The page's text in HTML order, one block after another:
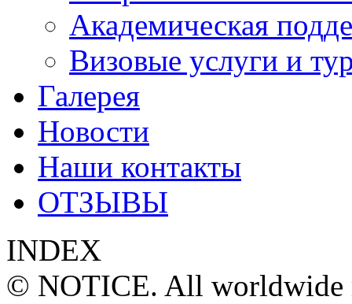
Академическая
Визовые услуги и
Галерея
Новости
Наши контакты
ОТЗЫВЫ
INDEX
© NOTICE. All worldwide